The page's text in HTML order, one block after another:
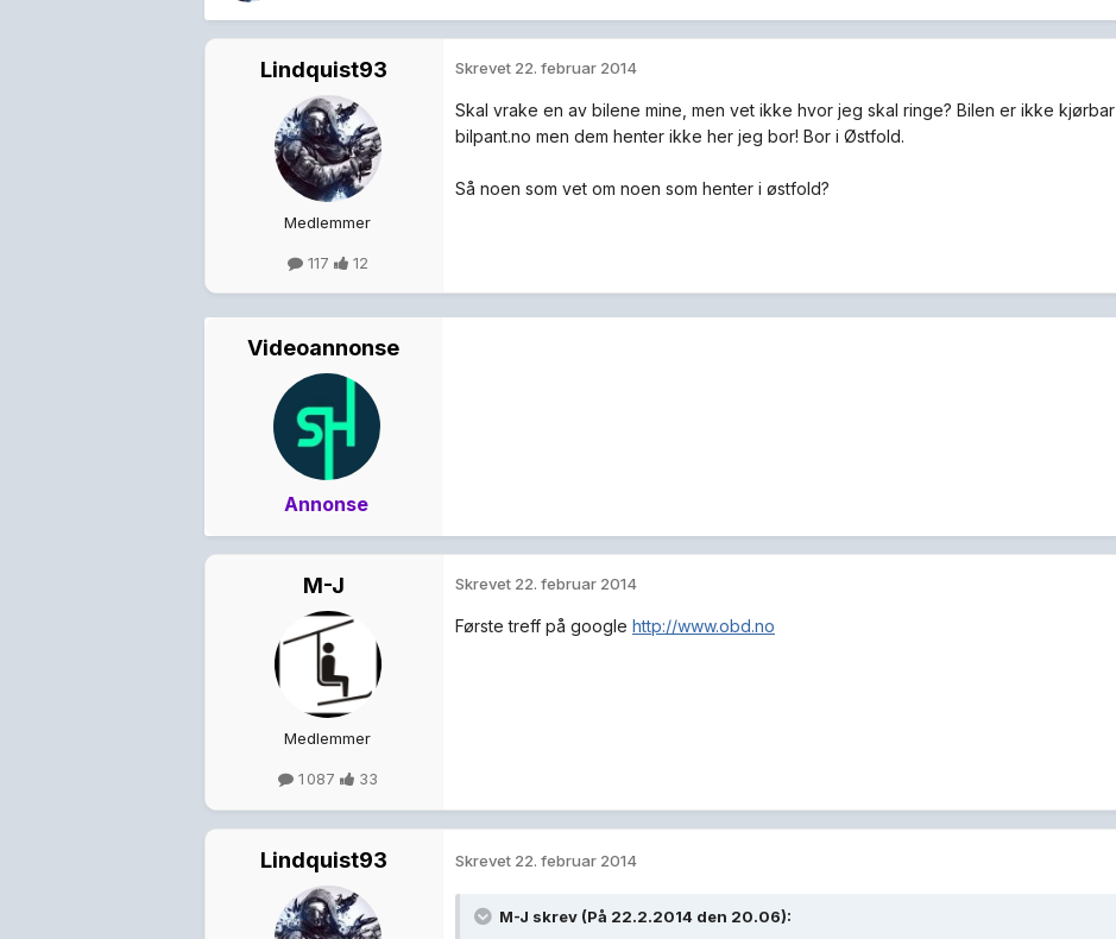
Lindquist93
Medlemmer
117 12
Skrevet 22. februar 2014
Skal vrake en av bilene mine, men vet ikke hvor jeg skal ringe? Bilen er ikke
bilpant.no men dem henter ikke her jeg bor! Bor i Østfold.
Så noen som vet om noen som henter i østfold?
Videoannonse
Annonse
M-J
Medlemmer
1 087 33
Skrevet 22. februar 2014
Første treff på google http://www.obd.no
Lindquist93 Skrevet 22. februar 2014
M-J skrev (På 22.2.2014 den 20.06):